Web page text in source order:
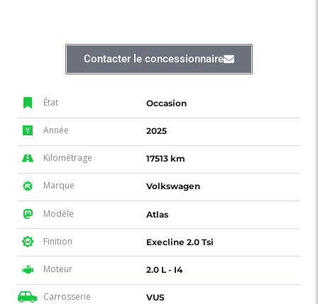
Contacter le concessionnaire
État Occasion
Année 2025
Kilométrage 17513 km
Marque Volkswagen
Modèle Atlas
Finition Execline 2.0 Tsi
Moteur 2.0 L - I4
Carrosserie VUS